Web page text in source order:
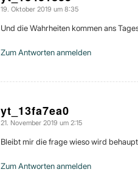
sagte:
19. Oktober 2019 um 8:35
Und die Wahrheiten kommen ans
Zum Antworten anmelden
yt_13fa7ea0
sagte:
21. November 2019 um 2:15
Bleibt mir die frage wieso wird
Zum Antworten anmelden